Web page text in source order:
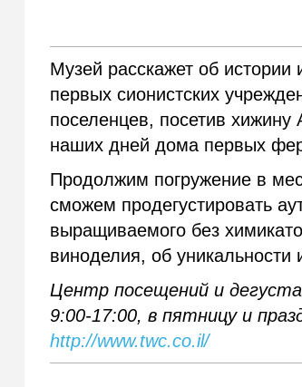
Музей расскажет об
первых сионистских
поселенцев, посетив
наших дней дома первых
Продолжим погружение в
сможем продегустировать
выращиваемого без
виноделия, об уникальности
Центр посещений и
9:00-17:00, в пятницу и
http://www.twc.co.il/